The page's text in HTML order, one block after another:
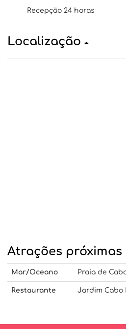
Recepção 24 horas
Localização
Atrações próximas
Mar/Oceano Praia de
Restaurante Jardim Cabo